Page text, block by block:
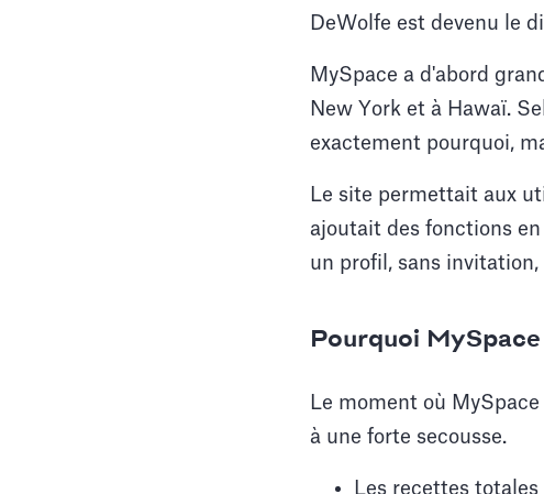
DeWolfe est devenu le
MySpace a d'abord
New York et à Hawaï.
exactement pourquoi,
Le site permettait aux
ajoutait des fonctions
un profil, sans
Pourquoi
Le moment où
à une forte secousse.
Les recettes